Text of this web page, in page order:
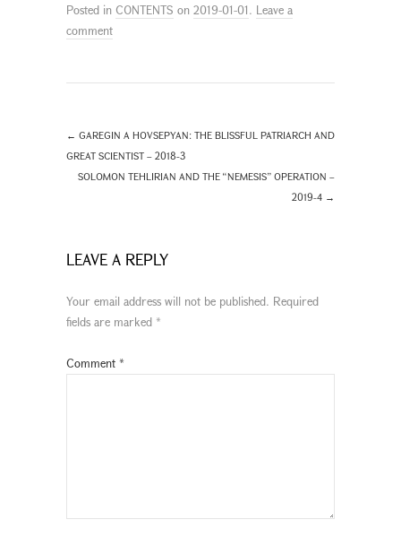
Posted in CONTENTS on 2019-01-01. Leave a
comment
← GAREGIN A HOVSEPYAN: THE BLISSFUL PATRIARCH AND
GREAT SCIENTIST – 2018-3
SOLOMON TEHLIRIAN AND THE “NEMESIS” OPERATION –
2019-4 →
LEAVE A REPLY
Your email address will not be published. Required
fields are marked *
Comment *